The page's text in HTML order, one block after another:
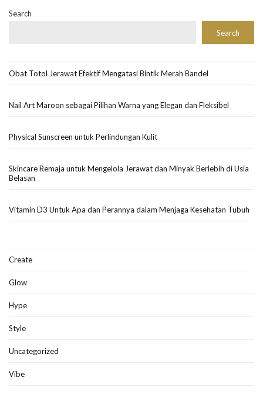
Search
Search
Obat Totol Jerawat Efektif Mengatasi Bintik Merah Bandel
Nail Art Maroon sebagai Pilihan Warna yang Elegan dan Fleksibel
Physical Sunscreen untuk Perlindungan Kulit
Skincare Remaja untuk Mengelola Jerawat dan Minyak Berlebih di Usia
Belasan
Vitamin D3 Untuk Apa dan Perannya dalam Menjaga Kesehatan Tubuh
Create
Glow
Hype
Style
Uncategorized
Vibe